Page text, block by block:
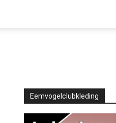
Eemvogelclubkleding